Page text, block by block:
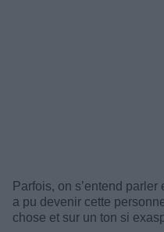
Parfois, on s’entend
a pu devenir cette
chose et sur un ton si